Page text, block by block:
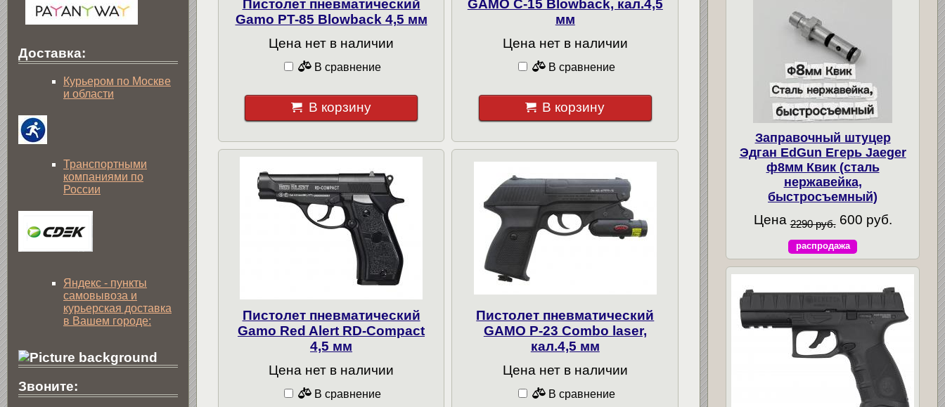
Пистолет пневматический
Gamo PT-85 Blowback 4,5 мм
Цена нет в наличии
В сравнение
В корзину
GAMO C-15 Blowback, кал.4,5
мм
Цена нет в наличии
В сравнение
В корзину
Пистолет пневматический
Gamo Red Alert RD-Compact
4,5 мм
Цена нет в наличии
В сравнение
Пистолет пневматический
GAMO P-23 Combo laser,
кал.4,5 мм
Цена нет в наличии
В сравнение
Доставка:
Курьером по Москве
и области
Транспортными
компаниями по
России
Яндекс - пункты
самовывоза и
курьерская доставка
в Вашем городе:
Звоните:
Заправочный штуцер
Эдган EdGun Егерь Jaeger
ф8мм Квик (сталь
нержавейка,
быстросъемный)
Цена 2290 руб. 600 руб.
распродажа